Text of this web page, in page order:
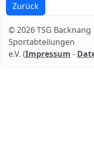
Zurück
© 2026 TSG
Sportabteilungen
e.V. (Impressum -